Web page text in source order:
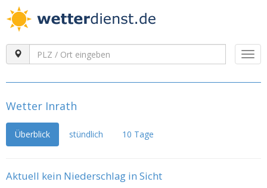
Wetter Inrath
Überblick stündlich 10 Tage
Aktuell kein Niederschlag in Sicht